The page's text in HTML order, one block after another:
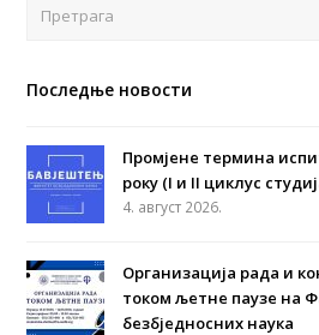
Последње новости
Промјене термина
року (I и II циклус
4. август 2026.
Организација рада и
током љетне паузе на
безбједносних наука